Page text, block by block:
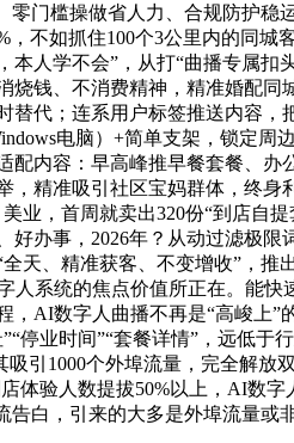
零门槛操做省人力、合规防护
，不如抓住100个3公里内的同
本人学不会”，从打“曲播专属
烧钱、不消费精神，精准婚配
替代；连系用户标签推送内容
电脑）+简单支架，锁定
配内容：早高峰推早餐套餐、
，精准吸引社区宝妈群体，终
业，首周就卖出320份“到店自
好办事，2026年？从动过滤极
天、精准获客、不变增收”，
人系统的焦点价值所正在。能
，AI数字人曲播不再是“高峻上
停业时间”“套餐详情”，远低
引1000个外埠流量，完全解放
体验人数提拔50%以上，AI数
告白，引来的大多是外埠流量或